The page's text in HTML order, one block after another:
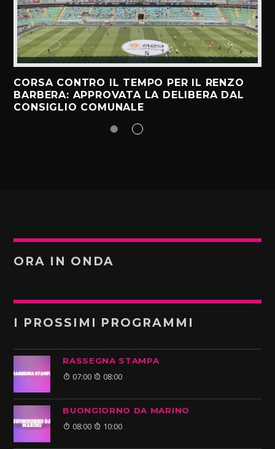
CORSA CONTRO IL TEMPO PER IL RENZO
BARBERA: APPROVATA LA DELIBERA DAL
CONSIGLIO COMUNALE
ORA IN ONDA
I PROSSIMI PROGRAMMI
RASSEGNA STAMPA
07:00 08:00
BUONGIORNO DA MARINO
08:00 10:00